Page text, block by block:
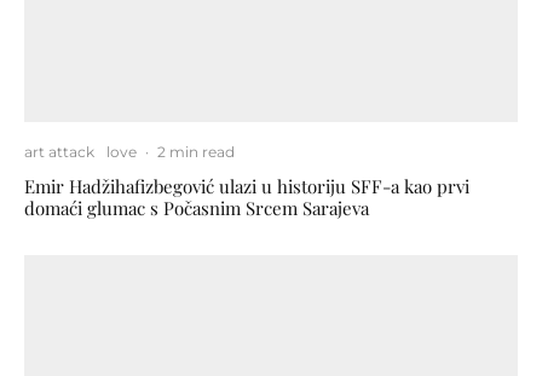
art attack love · 2 min read
Emir Hadžihafizbegović ulazi u historiju SFF-a kao prvi
domaći glumac s Počasnim Srcem Sarajeva